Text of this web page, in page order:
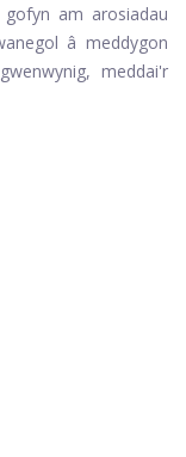
am arosiadau
â meddygon
meddai'r